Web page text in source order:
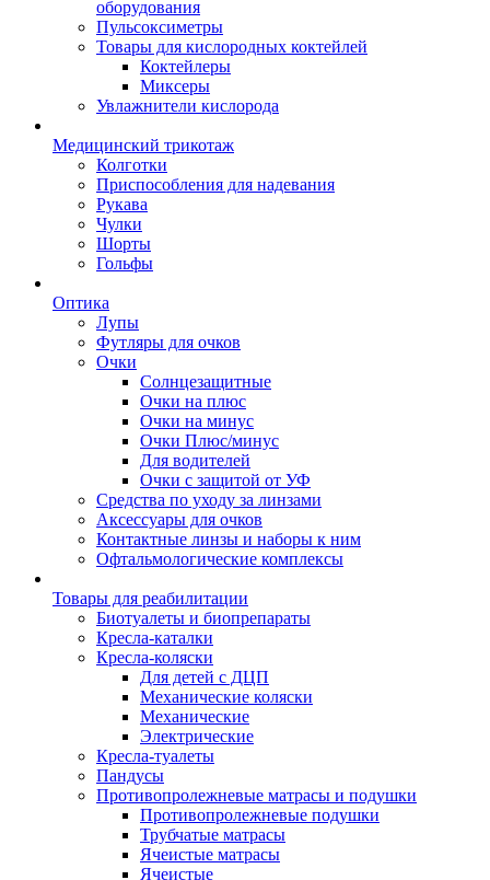
оборудования
Пульсоксиметры
Товары для кислородных коктейлей
Коктейлеры
Миксеры
Увлажнители кислорода
Медицинский трикотаж
Колготки
Приспособления для надевания
Рукава
Чулки
Шорты
Гольфы
Оптика
Лупы
Футляры для очков
Очки
Солнцезащитные
Очки на плюс
Очки на минус
Очки Плюс/минус
Для водителей
Очки с защитой от УФ
Средства по уходу за линзами
Аксессуары для очков
Контактные линзы и наборы к ним
Офтальмологические комплексы
Товары для реабилитации
Биотуалеты и биопрепараты
Кресла-каталки
Кресла-коляски
Для детей с ДЦП
Механические коляски
Механические
Электрические
Кресла-туалеты
Пандусы
Противопролежневые матрасы и подушки
Противопролежневые подушки
Трубчатые матрасы
Ячеистые матрасы
Ячеистые